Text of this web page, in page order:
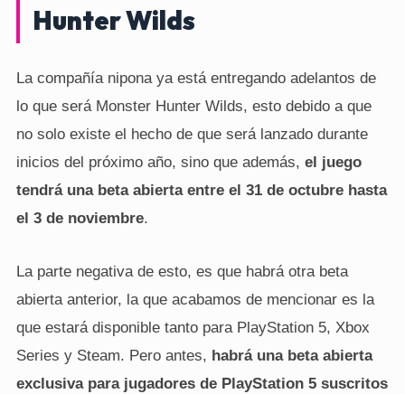
Hunter Wilds
La compañía nipona ya está entregando adelantos de
lo que será Monster Hunter Wilds, esto debido a que
no solo existe el hecho de que será lanzado durante
inicios del próximo año, sino que además, el juego
tendrá una beta abierta entre el 31 de octubre hasta
el 3 de noviembre.
La parte negativa de esto, es que habrá otra beta
abierta anterior, la que acabamos de mencionar es la
que estará disponible tanto para PlayStation 5, Xbox
Series y Steam. Pero antes, habrá una beta abierta
exclusiva para jugadores de PlayStation 5 suscritos